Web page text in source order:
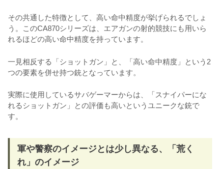
その共通した特徴として、高い命中精度が挙げられるでしょ
う。このCA870シリーズは、エアガンの射的競技にも用いら
れるほどの高い命中精度を持っています。
一見相反する「ショットガン」と、「高い命中精度」という2
つの要素を併せ持つ銃となっています。
実際に使用しているサバゲーマーからは、「スナイパーにな
れるショットガン」との評価も高いというユニークな銃で
す。
軍や警察のイメージとは少し異なる、「荒く
れ」のイメージ